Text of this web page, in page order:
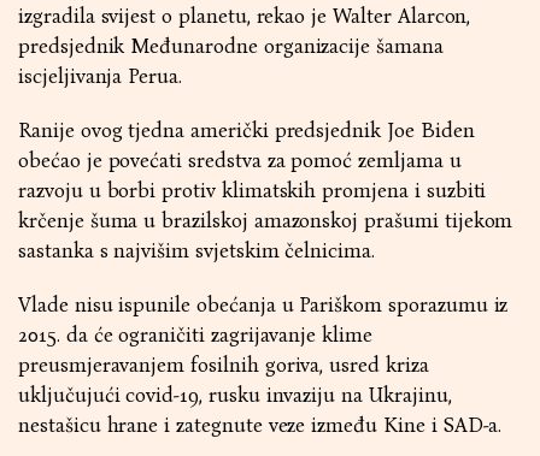
izgradila svijest o planetu, rekao je Walter Alarcon,
predsjednik Međunarodne organizacije šamana
iscjeljivanja Perua.
Ranije ovog tjedna američki predsjednik Joe Biden
obećao je povećati sredstva za pomoć zemljama u
razvoju u borbi protiv klimatskih promjena i suzbiti
krčenje šuma u brazilskoj amazonskoj prašumi tijekom
sastanka s najvišim svjetskim čelnicima.
Vlade nisu ispunile obećanja u Pariškom sporazumu iz
2015. da će ograničiti zagrijavanje klime
preusmjeravanjem fosilnih goriva, usred kriza
uključujući covid-19, rusku invaziju na Ukrajinu,
nestašicu hrane i zategnute veze između Kine i SAD-a.